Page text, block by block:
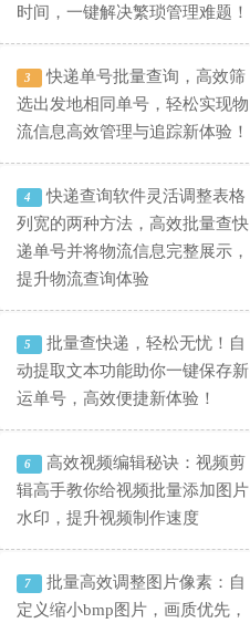
时间，一键解决繁琐管理难题！
3
快递单号批量查询，高效筛
选出发地相同单号，轻松实现物
流信息高效管理与追踪新体验！
4
快递查询软件灵活调整表格
列宽的两种方法，高效批量查快
递单号并将物流信息完整展示，
提升物流查询体验
5
批量查快递，轻松无忧！自
动提取文本功能助你一键保存新
运单号，高效便捷新体验！
6
高效视频编辑秘诀：视频剪
辑高手教你给视频批量添加图片
水印，提升视频制作速度
7
批量高效调整图片像素：自
定义缩小bmp图片，画质优先，